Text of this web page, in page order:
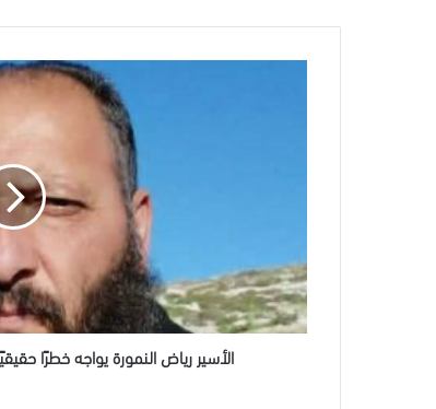
الإهمال
الطبي
الأسير رياض النمورة يواجه خطرًا